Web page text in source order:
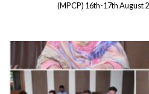
(MPCP) 16th-17th August